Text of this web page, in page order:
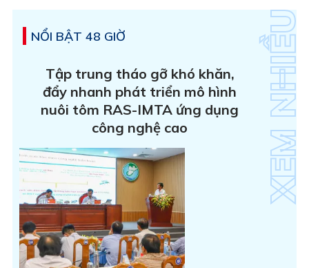
NỔI BẬT 48 GIỜ
Tập trung tháo gỡ khó khăn,
đẩy nhanh phát triển mô hình
nuôi tôm RAS-IMTA ứng dụng
công nghệ cao